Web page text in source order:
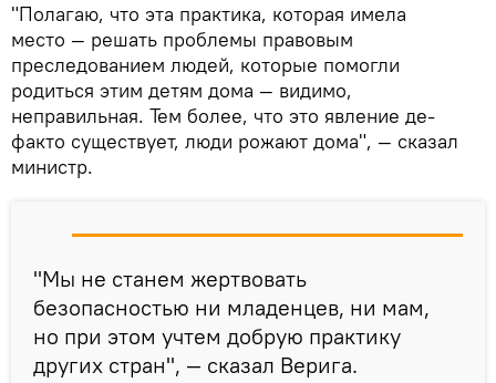
"Полагаю, что эта практика, которая имела
место — решать проблемы правовым
преследованием людей, которые помогли
родиться этим детям дома — видимо,
неправильная. Тем более, что это явление де-
факто существует, люди рожают дома", — сказал
министр.
"Мы не станем жертвовать
безопасностью ни младенцев, ни мам,
но при этом учтем добрую практику
других стран", — сказал Верига.